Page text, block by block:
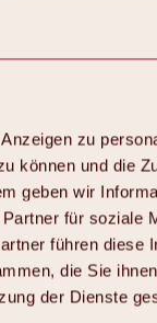
zu
können und die
geben wir
für soziale
führen diese
die Sie
der Dienste